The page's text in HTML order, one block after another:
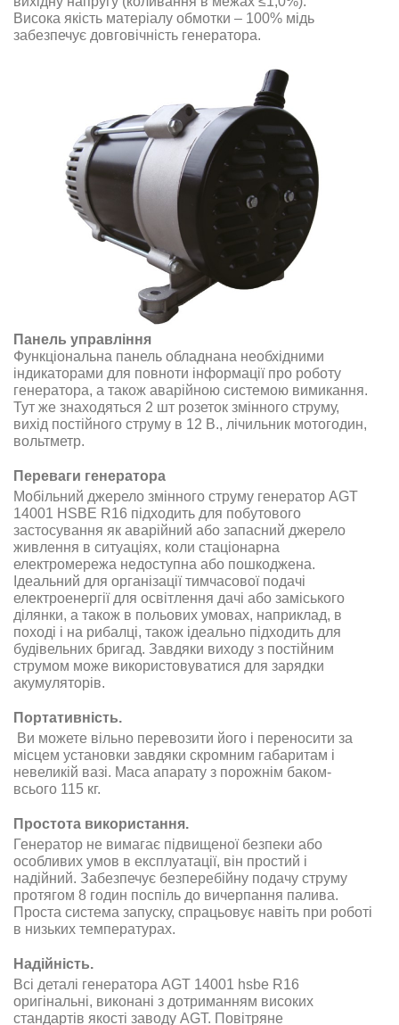
Висока якість матеріалу обмотки – 100% мідь
забезпечує довговічність генератора.
Панель управління
Функціональна панель обладнана необхідними
індикаторами для повноти інформації про роботу
генератора, а також аварійною системою вимикання.
Тут же знаходяться 2 шт розеток змінного струму,
вихід постійного струму в 12 В., лічильник мотогодин,
вольтметр.
Переваги генератора
Мобільний джерело змінного струму генератор AGT
14001 HSBE R16 підходить для побутового
застосування як аварійний або запасний джерело
живлення в ситуаціях, коли стаціонарна
електромережа недоступна або пошкоджена.
Ідеальний для організації тимчасової подачі
електроенергії для освітлення дачі або заміського
ділянки, а також в польових умовах, наприклад, в
поході і на рибалці, також ідеально підходить для
будівельних бригад. Завдяки виходу з постійним
струмом може використовуватися для зарядки
акумуляторів.
Портативність.
Ви можете вільно перевозити його і переносити за
місцем установки завдяки скромним габаритам і
невеликій вазі. Маса апарату з порожнім баком-
всього 115 кг.
Простота використання.
Генератор не вимагає підвищеної безпеки або
особливих умов в експлуатації, він простий і
надійний. Забезпечує безперебійну подачу струму
протягом 8 годин поспіль до вичерпання палива.
Проста система запуску, спрацьовує навіть при роботі
в низьких температурах.
Надійність.
Всі деталі генератора AGT 14001 hsbe R16
оригінальні, виконані з дотриманням високих
стандартів якості заводу AGT. Повітряне